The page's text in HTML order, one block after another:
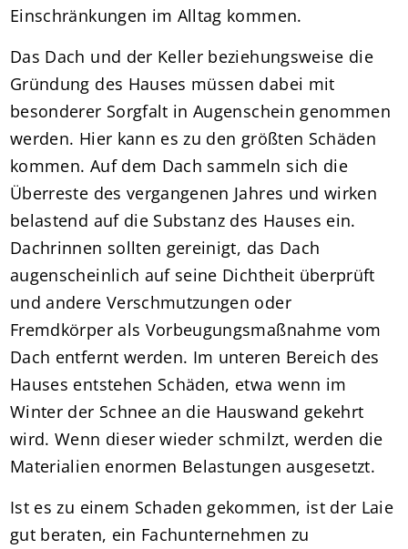
Einschränkungen im Alltag kommen.
Das Dach und der Keller beziehungsweise die
Gründung des Hauses müssen dabei mit
besonderer Sorgfalt in Augenschein genommen
werden. Hier kann es zu den größten Schäden
kommen. Auf dem Dach sammeln sich die
Überreste des vergangenen Jahres und wirken
belastend auf die Substanz des Hauses ein.
Dachrinnen sollten gereinigt, das Dach
augenscheinlich auf seine Dichtheit überprüft
und andere Verschmutzungen oder
Fremdkörper als Vorbeugungsmaßnahme vom
Dach entfernt werden. Im unteren Bereich des
Hauses entstehen Schäden, etwa wenn im
Winter der Schnee an die Hauswand gekehrt
wird. Wenn dieser wieder schmilzt, werden die
Materialien enormen Belastungen ausgesetzt.
Ist es zu einem Schaden gekommen, ist der Laie
gut beraten, ein Fachunternehmen zu